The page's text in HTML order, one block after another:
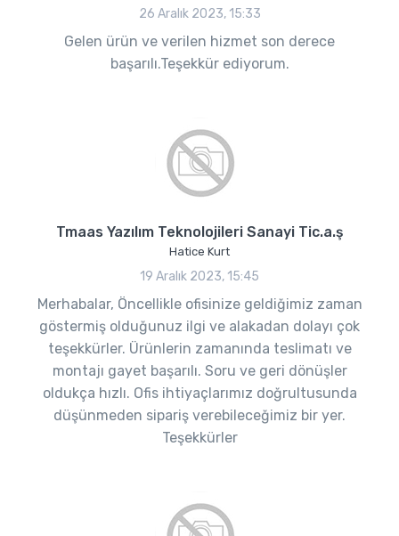
26 Aralık 2023, 15:33
Gelen ürün ve verilen hizmet son derece
başarılı.Teşekkür ediyorum.
Tmaas Yazılım Teknolojileri Sanayi Tic.a.ş
Hatice Kurt
19 Aralık 2023, 15:45
Merhabalar, Öncellikle ofisinize geldiğimiz zaman
göstermiş olduğunuz ilgi ve alakadan dolayı çok
teşekkürler. Ürünlerin zamanında teslimatı ve
montajı gayet başarılı. Soru ve geri dönüşler
oldukça hızlı. Ofis ihtiyaçlarımız doğrultusunda
düşünmeden sipariş verebileceğimiz bir yer.
Teşekkürler